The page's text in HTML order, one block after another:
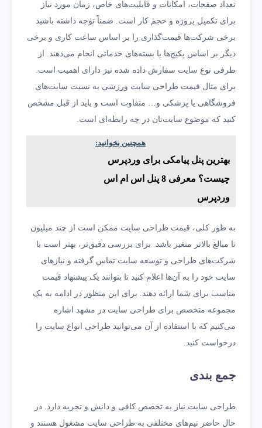
تعداد صفحات، امکانات و قابلیت‌های خاص، زمان مورد نیاز
برای تکمیل پروژه و حجم کار است. ضمناً توجه داشته باشید
برخی شرکت‌ها قیمت‌گذاری را بر اساس ساعت کاری و برخی
دیگر بر اساس پکیج‌ها یا بسته‌های خدماتی انجام می‌دهند. از
طرفی نوع سایت سفارش داده شده نیز دارای اهمیت است.
برای مثال قیمت طراحی سایت ورزشی به نسبت سایت‌های
فروشگاهی یا پزشکی و… متفاوت است و باید از قبل مشخص
کنید که موضوع سایت‌تان در چه رابطه‌ای است.
همچنین بخوانید:
بهترین پنل پیامکی برای وردپرس
چیست؟ معرفی 8 پنل اس ام اس
وردپرس
به طور کلی، قیمت طراحی سایت ممکن است از چند میلیون
تا مبالغ بالاتر متغیر باشد. برای بررسی دقیق‌تر، بهتر است با
شرکت‌های طراحی و توسعه سایت تماس گرفته و نیازهای
سایت خود را به آن‌ها اعلام کنید تا بتوانند یک پیشنهاد قیمت
مناسب برای شما ارائه دهند. برای این منظور در ادامه به یک
مجموعه متخصص برای طراحی سایت در مشهد اشاره
می‌کنیم که با استفاده از آن می‌توانید طراحی انواع سایت را
درخواست کنید.
جمع بندی
طراحی سایت نیاز به تخصص کافی و دانش و تجربه دارد. در
حال حاضر تیم‌های مختلفی به طراحی سایت مشغول هستند و